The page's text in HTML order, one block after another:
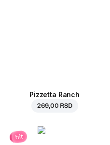
Pizzetta Ranch
269,00 RSD
hit